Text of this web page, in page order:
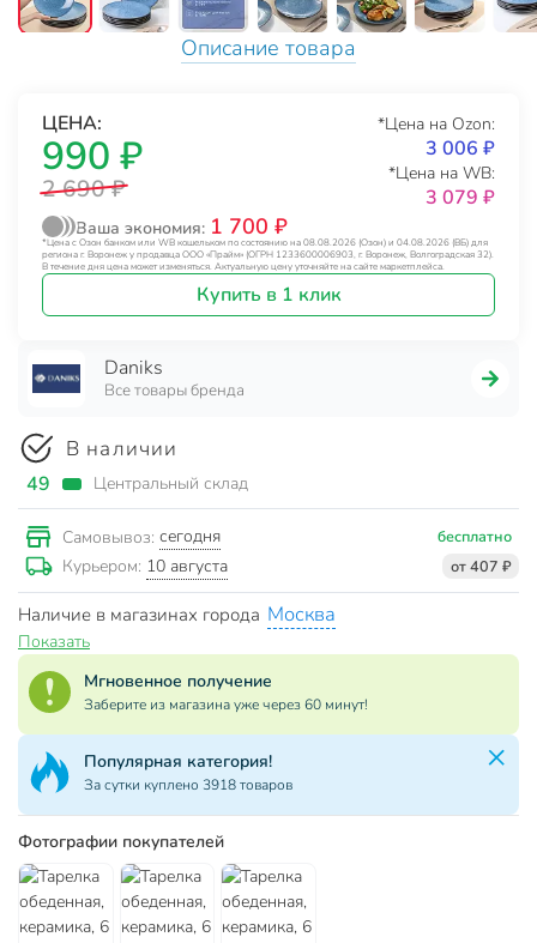
Описание товара
ЦЕНА:
990 ₽
2 690 ₽
*Цена на Ozon:
3 006 ₽
*Цена на WB:
3 079 ₽
Ваша экономия: 1 700 ₽
*Цена с Озон банком или WB кошельком по состоянию на 08.08.2026 (Озон) и 04.08.2026 (ВБ) для
региона г. Воронеж у продавца ООО «Прайм» (ОГРН 1233600006903, г. Воронеж, Волгоградская 32).
В течение дня цена может изменяться. Актуальную цену уточняйте на сайте маркетплейса.
Купить в 1 клик
Daniks
Все товары бренда
В наличии
49 Центральный склад
Самовывоз: сегодня бесплатно
Курьером: 10 августа от 407 ₽
Наличие в магазинах города Москва
Показать
Мгновенное получение
Заберите из магазина уже через 60 минут!
Популярная категория!
За сутки куплено 3918 товаров
Фотографии покупателей